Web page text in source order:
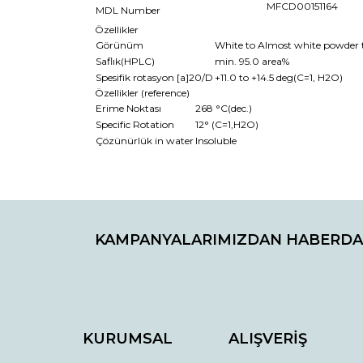
MDL Number
MFCD00151164
Özellikler
Görünüm
White to Almost white powder
Saflık(HPLC)
min. 95.0 area%
Spesifik rotasyon [a]20/D +11.0 to +14.5 deg(C=1, H2O)
Özellikler (reference)
Erime Noktası
268 °C(dec.)
Specific Rotation
12° (C=1,H2O)
Çözünürlük in water Insoluble
Görüş ve önerileriniz için teşekkür ederiz.
Ürün resmi kalitesiz, bozuk veya
Bu ürüne benzer farklı alternatifler olmalı.
KAMPANYALARIMIZDAN
KURUMSAL ALIŞVERİŞ